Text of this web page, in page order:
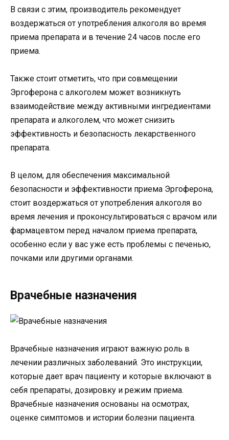
В связи с этим, производитель рекомендует
воздержаться от употребления алкоголя во время
приема препарата и в течение 24 часов после его
приема.
Также стоит отметить, что при совмещении
Эргоферона с алкоголем может возникнуть
взаимодействие между активными ингредиентами
препарата и алкоголем, что может снизить
эффективность и безопасность лекарственного
препарата.
В целом, для обеспечения максимальной
безопасности и эффективности приема Эргоферона,
стоит воздержаться от употребления алкоголя во
время лечения и проконсультироваться с врачом или
фармацевтом перед началом приема препарата,
особенно если у вас уже есть проблемы с печенью,
почками или другими органами.
Врачебные назначения
Врачебные назначения играют важную роль в
лечении различных заболеваний. Это инструкции,
которые дает врач пациенту и которые включают в
себя препараты, дозировку и режим приема.
Врачебные назначения основаны на осмотрах,
оценке симптомов и истории болезни пациента.